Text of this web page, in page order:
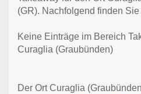
(GR). Nachfolgend finden
Keine Einträge im Bereich
Curaglia (Graubünden)
Der Ort Curaglia